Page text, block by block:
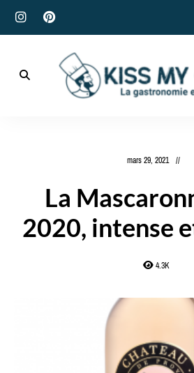
mars 29, 2021
La
2020, intense
4.3K